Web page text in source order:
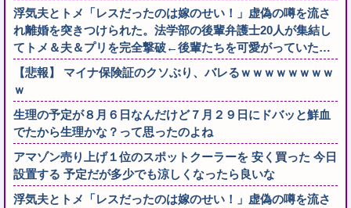
浮気夫とトメ「レスだったのは嫁のせい！」虚偽の噂を流さ
れ離婚を突きつけられた。法学部の後輩弁護士20人が集結し
てトメ＆夫＆プリを完全撃破←後輩たちを可愛がっていた…
【悲報】 マイナ保険証のクソぶり、バレるｗｗｗｗｗｗｗｗ
ｗ
生理の予定が８月６日なんだけど７月２９日にドバッと鮮血
でたから生理かな？って思ったのよね
アマゾン売り上げ１位のスポットクーラーを 安く買った 今日
設置する 予定だが多少でも涼しくなったら良いな
浮気夫とトメ「レスだったのは嫁のせい！」虚偽の噂を流さ